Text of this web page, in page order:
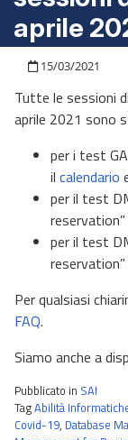
aprile
Pubblicato il
15/03/2021
Tutte le sessioni di
aprile 2021 sono
per i test
il calendario
per il test
per il test
Per qualsiasi
FAQ.
Siamo anche a
Pubblicato in SAI
TagAbilità
Covid-19, Database